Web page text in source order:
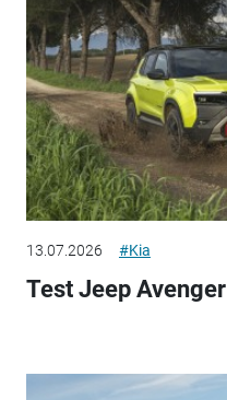
13.07.2026 #Kia
Test Jeep